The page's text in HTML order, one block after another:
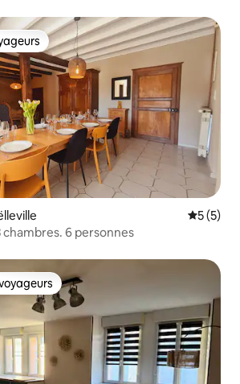
Note
5 (5)
chambres. 6 personnes
parmi les plus aimés